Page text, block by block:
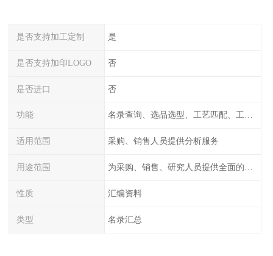
是否支持加工定制 是
是否支持加印LOGO 否
是否进口 否
功能 名录查询、选品选型、工艺匹配、工厂排名、价格统计、市场分析
适用范围 采购、销售人员提供分析服务
用途范围
性质 汇编资料
类型 名录汇总